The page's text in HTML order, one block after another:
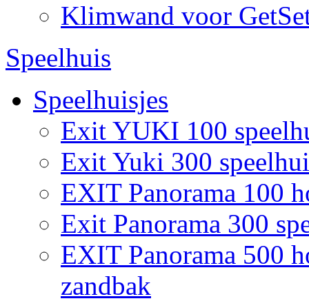
Klimwand voor
Speelhuis
Speelhuisjes
Exit YUKI 100
Exit Yuki 300
EXIT Panorama 100
Exit Panorama 300
EXIT Panorama 500
zandbak